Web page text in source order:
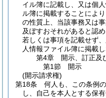
イル簿に記載し、又は個
ル簿に掲載することによ
の性質上、当該事務又は
及ぼすおそれがあると認
若しくは事項を記載せず
人情報ファイル簿に掲載
第4章
開示、訂正及
第1節
開示
(開示請求権)
第18条
何人も、この条例
し、自己を本人とする保